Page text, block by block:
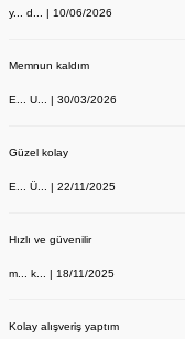
y... d... | 10/06/2026
Memnun kaldım
E... U... | 30/03/2026
Güzel kolay
E... Ü... | 22/11/2025
Hızlı ve güvenilir
m... k... | 18/11/2025
Kolay alışveriş yaptım